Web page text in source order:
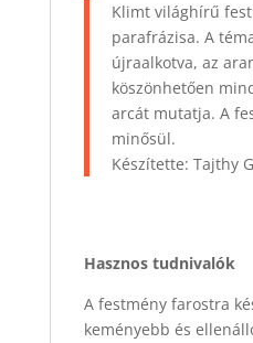
Klimt világhírű
parafrázisa. A
újraalkotva, az
köszönhetően
arcát mutatja. A
minősül.
Készítette: Tajthy
Hasznos tudnivalók
A festmény farostra
keményebb és